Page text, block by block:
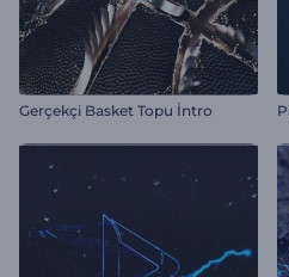
Gerçekçi Basket Topu İntro